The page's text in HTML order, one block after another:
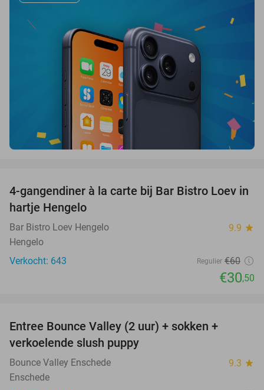
49%
4-gangendiner à la carte bij Bar Bistro Loev in
hartje Hengelo
Bar Bistro Loev Hengelo 9.9 star
Hengelo
Verkocht: 643
Regulier €60
€30,50
Entree Bounce Valley (2 uur) + sokken +
verkoelende slush puppy
Bounce Valley Enschede 9.3 star
Enschede